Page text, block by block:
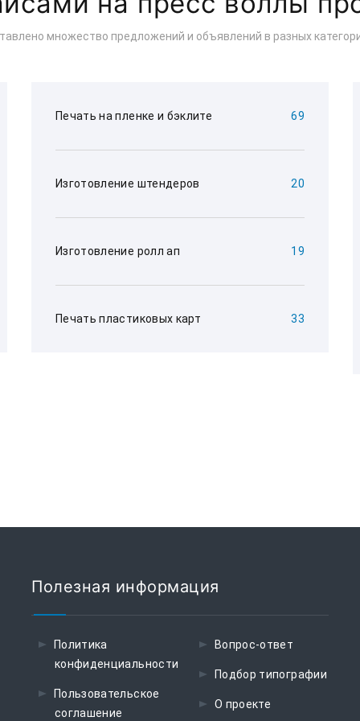
множество предложений и объявлений в разных
Печать на пленке и бэклите 69
Изготовление штендеров 20
Изготовление ролл ап 19
Печать пластиковых карт 33
Полезная информация
Политика
конфиденциальности
Пользовательское
соглашение
Вопрос-ответ
Подбор типографии
О проекте